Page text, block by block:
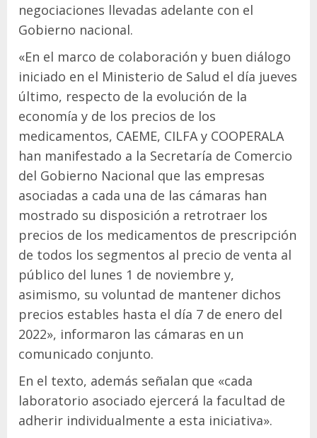
negociaciones llevadas adelante con el
Gobierno nacional.
«En el marco de colaboración y buen diálogo
iniciado en el Ministerio de Salud el día jueves
último, respecto de la evolución de la
economía y de los precios de los
medicamentos, CAEME, CILFA y COOPERALA
han manifestado a la Secretaría de Comercio
del Gobierno Nacional que las empresas
asociadas a cada una de las cámaras han
mostrado su disposición a retrotraer los
precios de los medicamentos de prescripción
de todos los segmentos al precio de venta al
público del lunes 1 de noviembre y,
asimismo, su voluntad de mantener dichos
precios estables hasta el día 7 de enero del
2022», informaron las cámaras en un
comunicado conjunto.
En el texto, además señalan que «cada
laboratorio asociado ejercerá la facultad de
adherir individualmente a esta iniciativa».